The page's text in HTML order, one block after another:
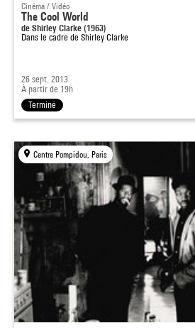
Cinéma / Vidéo
The Cool World
de Shirley Clarke (1963)
Dans le cadre de Shirley Clarke
26 sept. 2013
À partir de 19h
Terminé
Centre Pompidou, Paris